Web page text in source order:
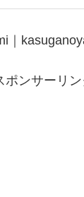
｜
ポンサーリン